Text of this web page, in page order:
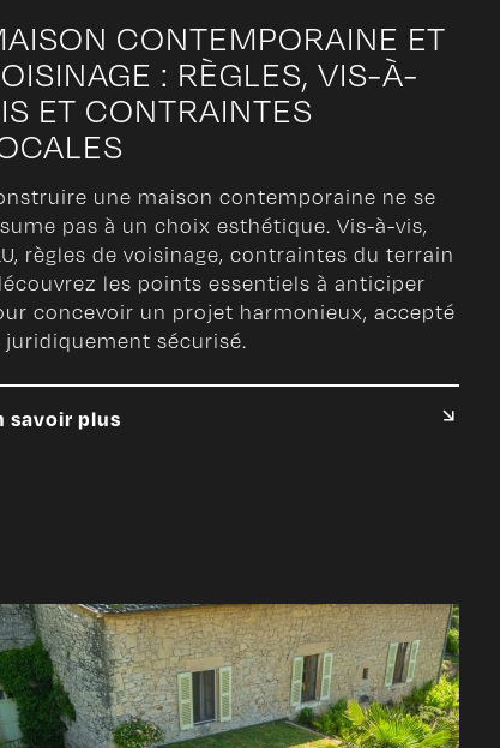
CONTEMPORAINE ET
: RÈGLES, VIS-À-
ET CONTRAINTES
une maison contemporaine ne se
pas à un choix esthétique. Vis-à-vis,
règles de voisinage, contraintes du terrain
les points essentiels à anticiper
concevoir un projet harmonieux, accepté
juridiquement sécurisé.
savoir plus